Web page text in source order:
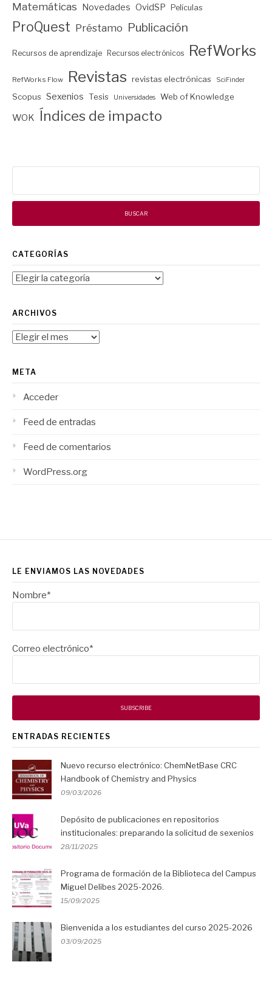
Matemáticas Novedades OvidSP Películas
ProQuest Préstamo Publicación
Recursos de aprendizaje Recursos electrónicos RefWorks
RefWorks Flow Revistas revistas electrónicas SciFinder
Scopus Sexenios Tesis Universidades Web of Knowledge
WOK Índices de impacto
CATEGORÍAS
Categorías
ARCHIVOS
Archivos
META
Acceder
Feed de entradas
Feed de comentarios
WordPress.org
LE ENVIAMOS LAS NOVEDADES
Nombre*
Correo electrónico*
ENTRADAS RECIENTES
Nuevo recurso electrónico: ChemNetBase CRC
Handbook of Chemistry and Physics
09/03/2026
Depósito de publicaciones en repositorios
institucionales: preparando la solicitud de sexenios
28/11/2025
Programa de formación de la Biblioteca del Campus
Miguel Delibes 2025-2026.
15/09/2025
Bienvenida a los estudiantes del curso 2025-2026
03/09/2025